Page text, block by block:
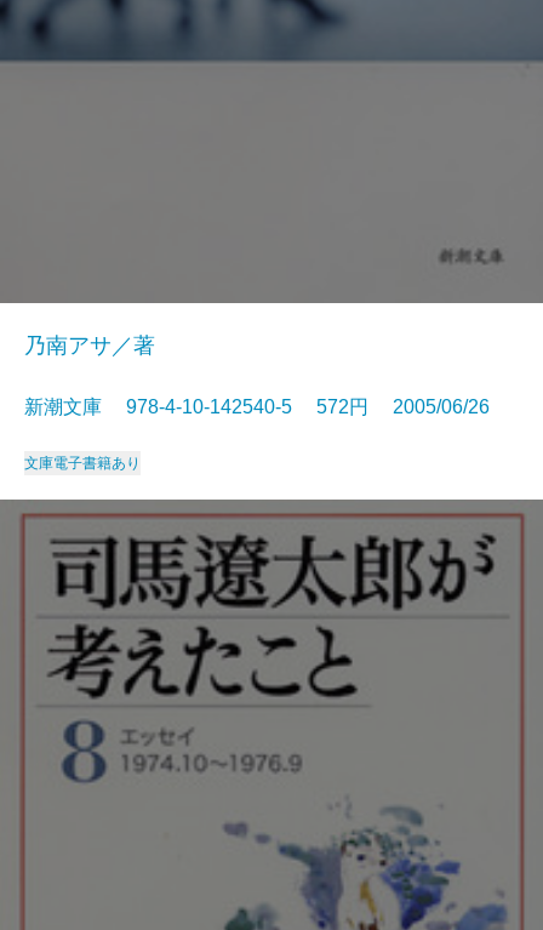
乃南アサ／著
新潮文庫 978-4-10-142540-5 572円 2005/06/26
文庫電子書籍あり